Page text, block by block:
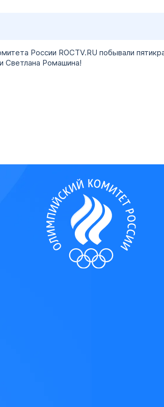
России ROCTV.RU побывали
Светлана Ромашина!